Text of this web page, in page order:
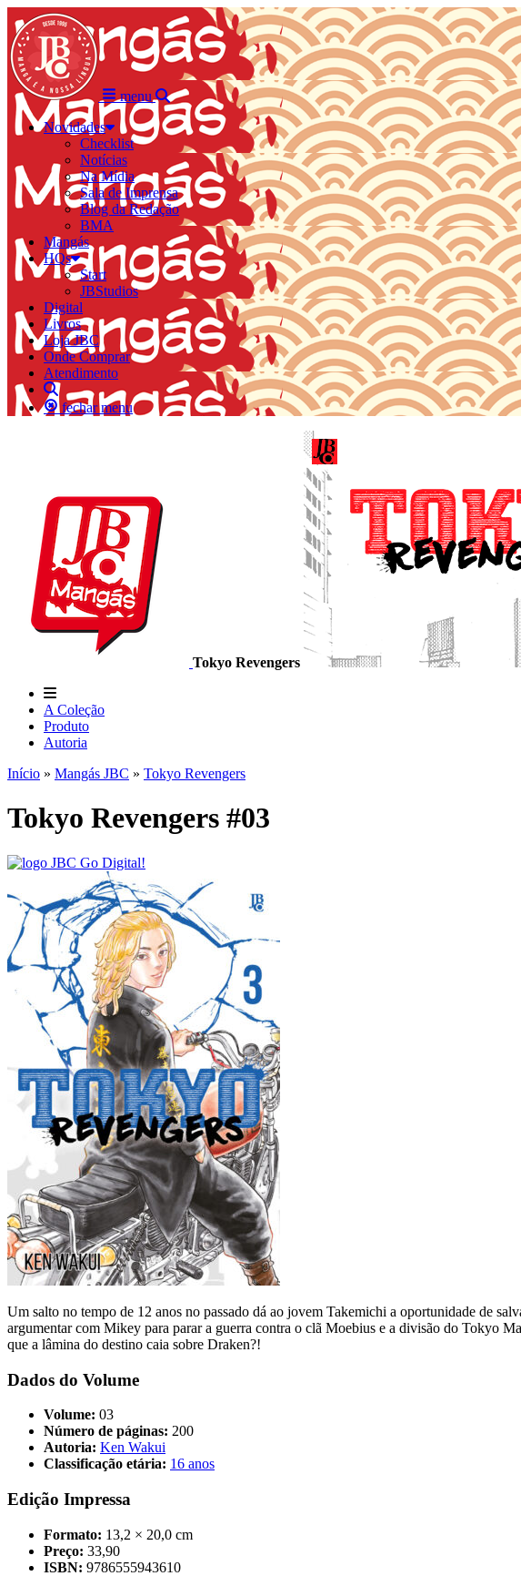
menu
Novidades
Checklist
Notícias
Na Mídia
Sala de Imprensa
Blog da Redação
BMA
Mangás
HQs
Start
JBStudios
Digital
Livros
Loja JBC
Onde Comprar
Atendimento
fechar menu
Tokyo Revengers
A Coleção
Produto
Autoria
Início » Mangás JBC » Tokyo Revengers
Tokyo Revengers #03
Um salto no tempo de 12 anos no passado dá ao jovem Takemichi a oportunidade de
argumentar com Mikey para parar a guerra contra o clã Moebius e a divisão do Tokyo
que a lâmina do destino caia sobre Draken?!
Dados do Volume
Volume: 03
Número de páginas: 200
Autoria: Ken Wakui
Classificação etária: 16 anos
Edição Impressa
Formato: 13,2 × 20,0 cm
Preço: 33,90
ISBN: 9786555943610